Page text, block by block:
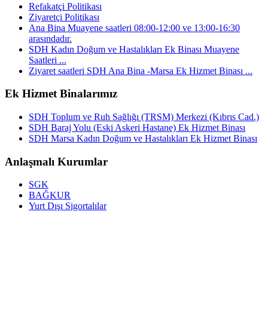
Refakatçi Politikası
Ziyaretçi Politikası
Ana Bina Muayene saatleri 08:00-12:00 ve 13:00-16:30
arasındadır.
SDH Kadın Doğum ve Hastalıkları Ek Binası Muayene
Saatleri ...
Ziyaret saatleri SDH Ana Bina -Marsa Ek Hizmet Binası ...
Ek Hizmet Binalarımız
SDH Toplum ve Ruh Sağlığı (TRSM) Merkezi (Kıbrıs Cad.)
SDH Baraj Yolu (Eski Askeri Hastane) Ek Hizmet Binası
SDH Marsa Kadın Doğum ve Hastalıkları Ek Hizmet Binası
Anlaşmalı Kurumlar
SGK
BAĞKUR
Yurt Dışı Sigortalılar